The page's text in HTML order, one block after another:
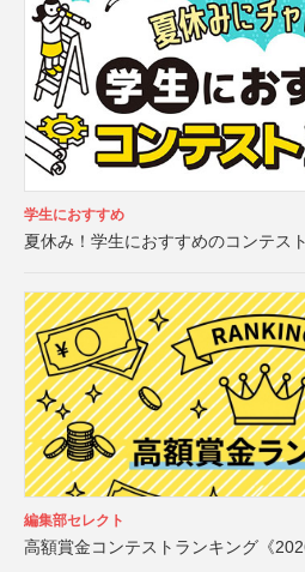
学生におすすめ
夏休み！学生におすすめのコンテス
編集部セレクト
高額賞金コンテストランキング《